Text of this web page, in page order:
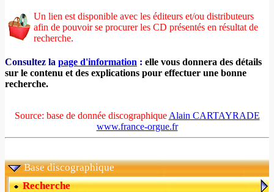
Un lien est disponible avec les éditeurs et/ou distributeurs
afin de pouvoir se procurer les CD présentés en résultat de
recherche.
Consultez la page d'information : elle vous donnera des détails
sur le contenu et des explications pour effectuer une bonne
recherche.
Source: base de donnée discographique Alain CARTAYRADE
www.france-orgue.fr
Base discographique
Recherche